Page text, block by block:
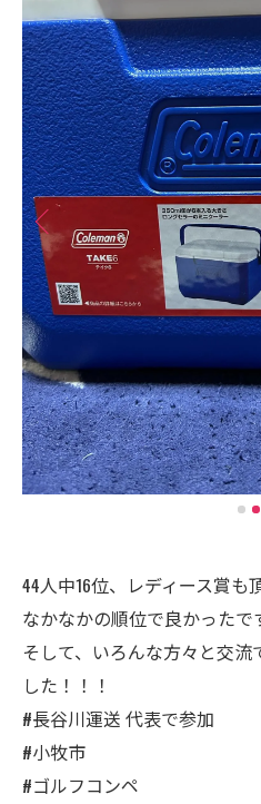
44人中16位、レディース賞も
なかなかの順位で良かった
そして、いろんな方々と交
した！！！
#長谷川運送 代表で参加
#小牧市
#ゴルフコンペ